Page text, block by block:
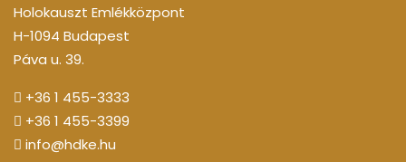
Holokauszt Emlékközpont
H-1094 Budapest
Páva u. 39.
+36 1 455-3333
+36 1 455-3399
info@hdke.hu